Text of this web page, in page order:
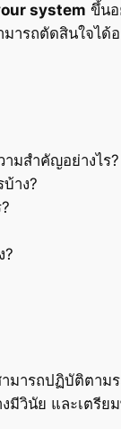
system ขึ้นอ
ารถตัดสินใจได้
มสำคัญอย่างไร?
าง?
?
ามารถปฏิบัติต
มีวินัย และเตรี